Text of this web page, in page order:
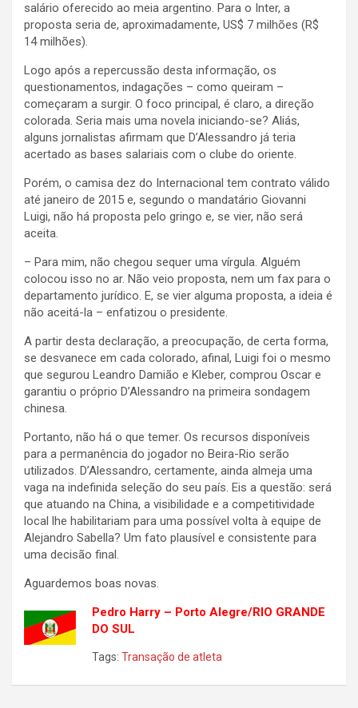
salário oferecido ao meia argentino. Para o Inter, a
proposta seria de, aproximadamente, US$ 7 milhões (R$
14 milhões).
Logo após a repercussão desta informação, os
questionamentos, indagações – como queiram –
começaram a surgir. O foco principal, é claro, a direção
colorada. Seria mais uma novela iniciando-se? Aliás,
alguns jornalistas afirmam que D’Alessandro já teria
acertado as bases salariais com o clube do oriente.
Porém, o camisa dez do Internacional tem contrato válido
até janeiro de 2015 e, segundo o mandatário Giovanni
Luigi, não há proposta pelo gringo e, se vier, não será
aceita.
– Para mim, não chegou sequer uma vírgula. Alguém
colocou isso no ar. Não veio proposta, nem um fax para o
departamento jurídico. E, se vier alguma proposta, a ideia é
não aceitá-la – enfatizou o presidente.
A partir desta declaração, a preocupação, de certa forma,
se desvanece em cada colorado, afinal, Luigi foi o mesmo
que segurou Leandro Damião e Kleber, comprou Oscar e
garantiu o próprio D’Alessandro na primeira sondagem
chinesa.
Portanto, não há o que temer. Os recursos disponíveis
para a permanência do jogador no Beira-Rio serão
utilizados. D’Alessandro, certamente, ainda almeja uma
vaga na indefinida seleção do seu país. Eis a questão: será
que atuando na China, a visibilidade e a competitividade
local lhe habilitariam para uma possível volta à equipe de
Alejandro Sabella? Um fato plausível e consistente para
uma decisão final.
Aguardemos boas novas.
Pedro Harry – Porto Alegre/RIO GRANDE
DO SUL
Tags: Transação de atleta